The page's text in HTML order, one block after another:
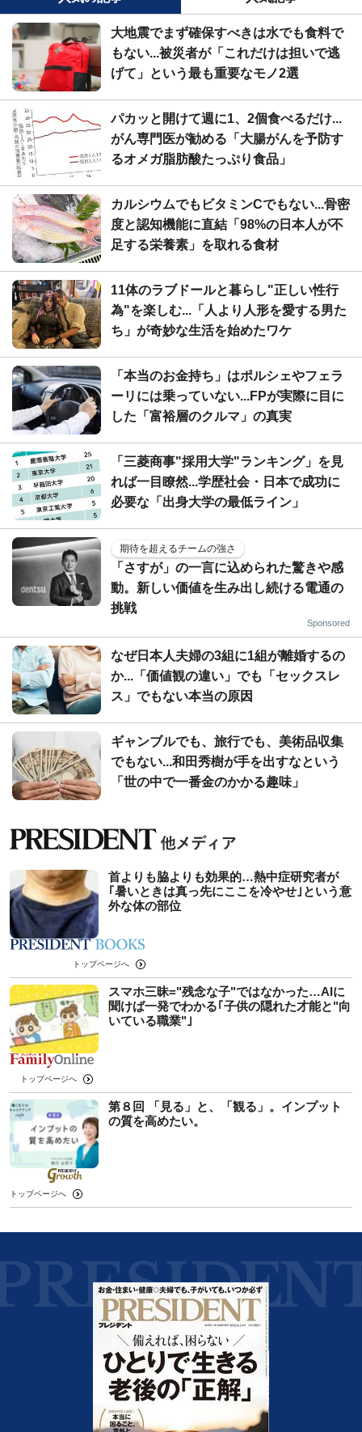
大地震でまず確保すべきは水でも食料で
もない...被災者が「これだけは担いで逃
げて」という最も重要なモノ2選
パカッと開けて週に1、2個食べるだけ...
がん専門医が勧める「大腸がんを予防す
るオメガ脂肪酸たっぷり食品」
カルシウムでもビタミンCでもない...骨密
度と認知機能に直結「98%の日本人が不
足する栄養素」を取れる食材
11体のラブドールと暮らし"正しい性行
為"を楽しむ...「人より人形を愛する男た
ち」が奇妙な生活を始めたワケ
「本当のお金持ち」はポルシェやフェラ
ーリには乗っていない...FPが実際に目に
した「富裕層のクルマ」の真実
「三菱商事"採用大学"ランキング」を見
れば一目瞭然...学歴社会・日本で成功に
必要な「出身大学の最低ライン」
期待を超えるチームの強さ
「さすが」の一言に込められた驚きや感
動。新しい価値を生み出し続ける電通の
挑戦
Sponsored
なぜ日本人夫婦の3組に1組が離婚するの
か...「価値観の違い」でも「セックスレ
ス」でもない本当の原因
ギャンブルでも、旅行でも、美術品収集
でもない...和田秀樹が手を出すなという
「世の中で一番金のかかる趣味」
首よりも脇よりも効果的…熱中症研究者が
｢暑いときは真っ先にここを冷やせ｣という意
外な体の部位
トップページへ
スマホ三昧="残念な子"ではなかった…AIに
聞けば一発でわかる｢子供の隠れた才能と"向
いている職業"｣
トップページへ
第８回 「見る」と、「観る」。インプット
の質を高めたい。
トップページへ